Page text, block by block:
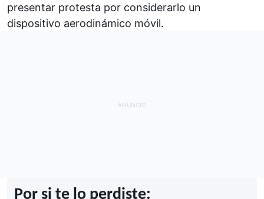
presentar protesta por considerarlo un
dispositivo aerodinámico móvil.
Por si te lo perdiste: